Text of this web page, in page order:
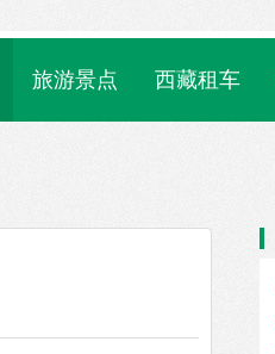
旅游景点 西藏租车